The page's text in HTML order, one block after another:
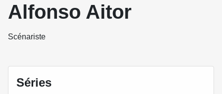
Alfonso Aitor
Scénariste
Séries